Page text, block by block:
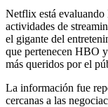
Netflix está evaluando
actividades de
el gigante del
que pertenecen HBO
más queridos por el
La información fue
cercanas a las